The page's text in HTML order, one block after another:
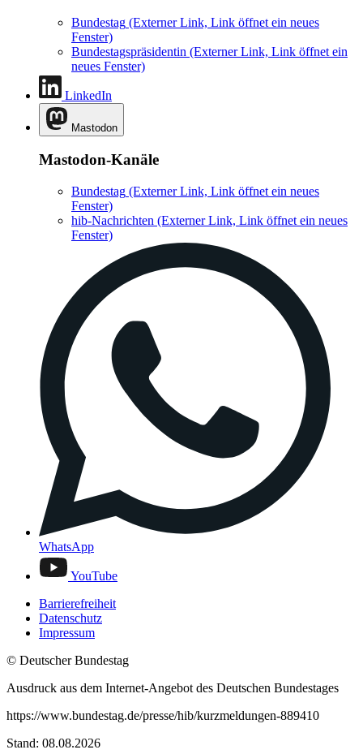
Bundestag (Externer Link, Link öffnet ein neues
Fenster)
Bundestagspräsidentin (Externer Link, Link öffnet ein
neues Fenster)
LinkedIn
Mastodon
Mastodon-Kanäle
Bundestag (Externer Link, Link öffnet ein neues
Fenster)
hib-Nachrichten (Externer Link, Link öffnet ein neues
Fenster)
WhatsApp
YouTube
Barrierefreiheit
Datenschutz
Impressum
© Deutscher Bundestag
Ausdruck aus dem Internet-Angebot des Deutschen Bundestages
https://www.bundestag.de/presse/hib/kurzmeldungen-889410
Stand: 08.08.2026